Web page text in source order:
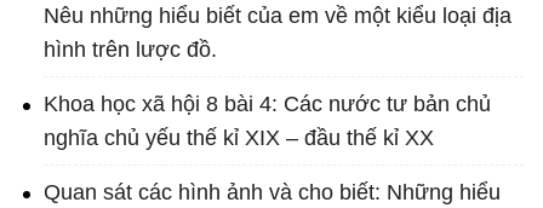
Nêu những hiểu biết của em về một kiểu loại địa
hình trên lược đồ.
Khoa học xã hội 8 bài 4: Các nước tư bản chủ
nghĩa chủ yếu thế kỉ XIX – đầu thế kỉ XX
Quan sát các hình ảnh và cho biết: Những hiểu